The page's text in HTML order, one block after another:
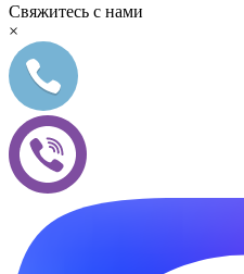
Свяжитесь с нами
×